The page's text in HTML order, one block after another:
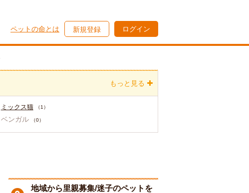
ペットの命とは 新規登録 ログイン
ミックス猫 （1）
ベンガル （0）
もっと見る
地域から里親募集/迷子のペットを